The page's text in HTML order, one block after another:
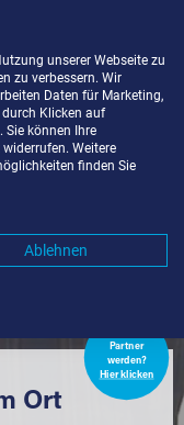
Extraraum
Partner
werden?
Hier klicken
Ort
unserer Webseite zu
zu verbessern. Wir
Daten für Marketing,
Klicken auf
Sie können Ihre
Weitere
finden Sie
Ablehnen